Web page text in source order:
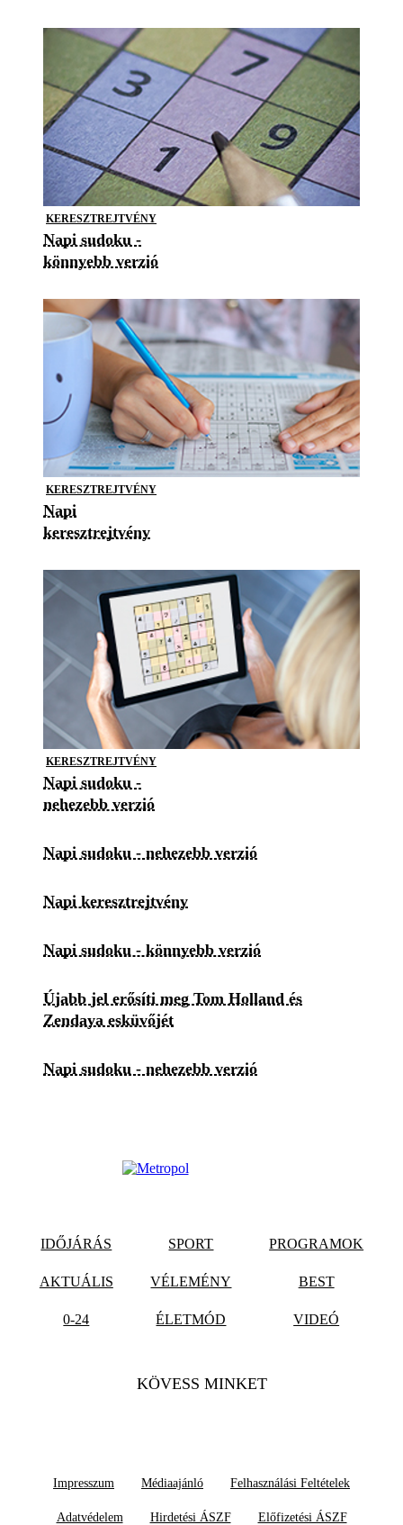
KERESZTREJTVÉNY
Napi sudoku -
könnyebb verzió
KERESZTREJTVÉNY
Napi
keresztrejtvény
KERESZTREJTVÉNY
Napi sudoku -
nehezebb verzió
Napi sudoku - nehezebb verzió
Napi keresztrejtvény
Napi sudoku - könnyebb verzió
Újabb jel erősíti meg Tom Holland és
Zendaya esküvőjét
Napi sudoku - nehezebb verzió
IDŐJÁRÁS SPORT PROGRAMOK
AKTUÁLIS VÉLEMÉNY BEST
0-24 ÉLETMÓD VIDEÓ
KÖVESS MINKET
Impresszum Médiaajánló Felhasználási Feltételek
Adatvédelem Hirdetési ÁSZF Előfizetési ÁSZF